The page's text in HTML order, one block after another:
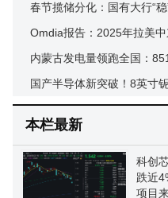
池配置揭晓 新特性引关注
春节揽储分化：国有大行“
行高息“抢客”忙转型
Omdia报告：2025年拉美
长，三星荣耀表现亮眼
内蒙古发电量领跑全国：
优势与责任担当
国产半导体新突破！8英寸
开辟换道超车新路径
本栏最新
科创
跌近
项目